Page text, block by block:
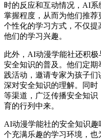
时的反应和互动情况，AI
掌握程度，从而为他们推
个性化的学习方式，不仅
他们的学习兴趣。
此外，AI动漫学能社还积
安全知识的普及。他们定
践活动，邀请专家为孩子
深对安全知识的理解。同
等渠道，广泛传播安全知
育的行列中来。
AI动漫学能社的安全知识
个充满乐趣的学习环境，